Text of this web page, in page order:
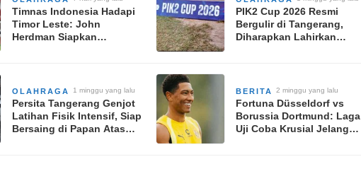
Timnas Indonesia Hadapi
Timor Leste: John
Herdman Siapkan
PIK2 Cup 2026 Resmi
Bergulir di Tangerang,
Diharapkan Lahirkan
OLAHRAGA 1 minggu yang lalu
Persita Tangerang Genjot
Latihan Fisik Intensif, Siap
Bersaing di Papan Atas
BERITA 2 minggu yang lalu
Fortuna Düsseldorf vs
Borussia Dortmund: Laga
Uji Coba Krusial Jelang